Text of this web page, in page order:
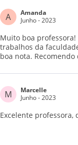
A
Amanda
Junho - 2023
Muito boa
trabalhos da
boa nota. Recomendo
M
Marcelle
Junho - 2023
Excelente